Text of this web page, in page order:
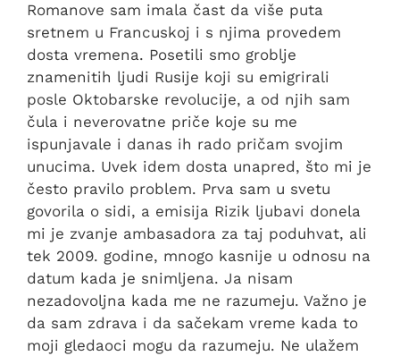
Romanove sam imala čast da više puta
sretnem u Francuskoj i s njima provedem
dosta vremena. Posetili smo groblje
znamenitih ljudi Rusije koji su emigrirali
posle Oktobarske revolucije, a od njih sam
čula i neverovatne priče koje su me
ispunjavale i danas ih rado pričam svojim
unucima. Uvek idem dosta unapred, što mi je
često pravilo problem. Prva sam u svetu
govorila o sidi, a emisija Rizik ljubavi donela
mi je zvanje ambasadora za taj poduhvat, ali
tek 2009. godine, mnogo kasnije u odnosu na
datum kada je snimljena. Ja nisam
nezadovoljna kada me ne razumeju. Važno je
da sam zdrava i da sačekam vreme kada to
moji gledaoci mogu da razumeju. Ne ulažem